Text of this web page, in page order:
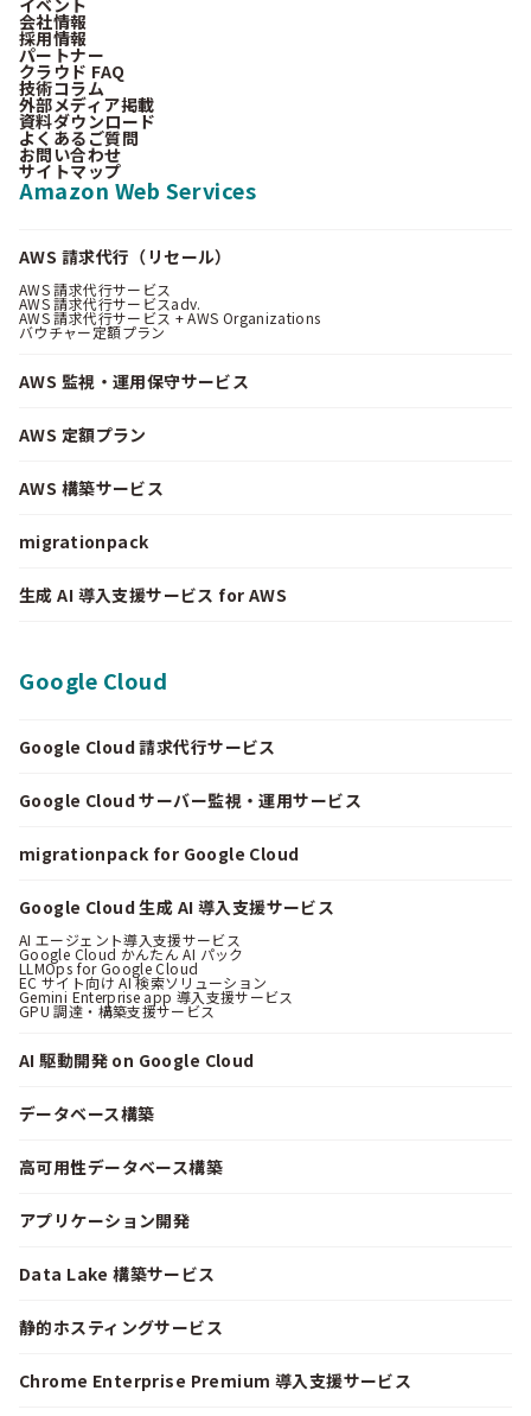
会社情報
採用情報
パートナー
クラウド FAQ
技術コラム
外部メディア掲載
資料ダウンロード
よくあるご質問
お問い合わせ
サイトマップ
Amazon Web Services
AWS 請求代行（リセール）
AWS 請求代行サービス
AWS 請求代行サービスadv.
AWS 請求代行サービス + AWS Organizations
バウチャー定額プラン
AWS 監視・運用保守サービス
AWS 定額プラン
AWS 構築サービス
migrationpack
生成 AI 導入支援サービス for AWS
Google Cloud
Google Cloud 請求代行サービス
Google Cloud サーバー監視・運用サービス
migrationpack for Google Cloud
Google Cloud 生成 AI 導入支援サービス
AI エージェント導入支援サービス
Google Cloud かんたん AI パック
LLMOps for Google Cloud
EC サイト向け AI 検索ソリューション
Gemini Enterprise app 導入支援サービス
GPU 調達・構築支援サービス
AI 駆動開発 on Google Cloud
データベース構築
高可用性データベース構築
アプリケーション開発
Data Lake 構築サービス
静的ホスティングサービス
Chrome Enterprise Premium 導入支援サービス